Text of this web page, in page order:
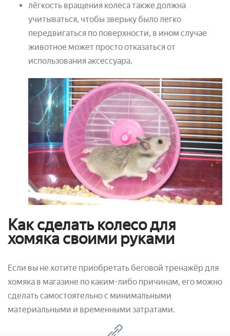
лёгкость вращения колеса также должна
учитываться, чтобы зверьку было легко
передвигаться по поверхности, в ином случае
животное может просто отказаться от
использования аксессуара.
Как сделать колесо для
хомяка своими руками
Если вы не хотите приобретать беговой тренажёр для
хомяка в магазине по каким-либо причинам, его можно
сделать самостоятельно с минимальными
материальными и временными затратами.